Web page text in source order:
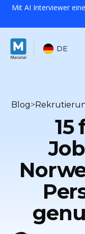
Mit AI Interviewer
DE
Blog>
15